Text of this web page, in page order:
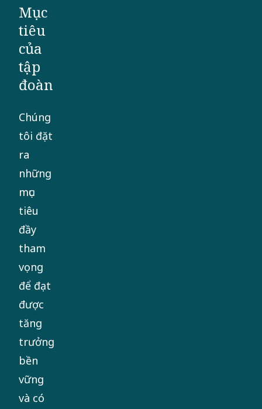
Mục
tiêu
của
tập
đoàn
Chúng
tôi đặt
ra
những
mục
tiêu
đầy
tham
vọng
để đạt
được
tăng
trưởng
bền
vững
và có